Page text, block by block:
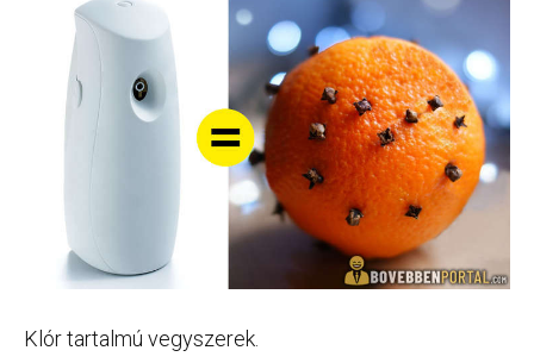
Klór tartalmú vegyszerek.